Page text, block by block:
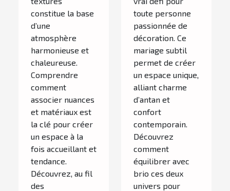
constitue la base
d’une
atmosphère
harmonieuse et
chaleureuse.
Comprendre
comment
associer nuances
et matériaux est
la clé pour créer
un espace à la
fois accueillant et
tendance.
Découvrez, au fil
des
toute personne
passionnée de
décoration. Ce
mariage subtil
permet de créer
un espace unique,
alliant charme
d’antan et
confort
contemporain.
Découvrez
comment
équilibrer avec
brio ces deux
univers pour